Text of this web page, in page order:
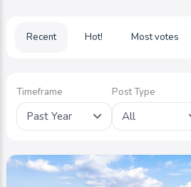
Recent Hot! Most votes
Timeframe
Past Year
Post Type
All